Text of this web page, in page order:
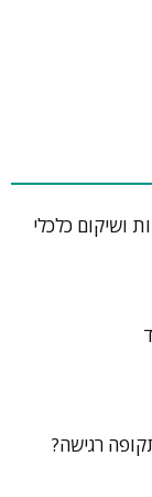
ושיקום כלכלי
רגישה?